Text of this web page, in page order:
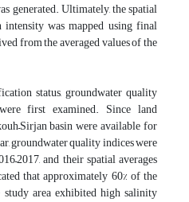
generated. Ultimately, the spatial
was mapped using final
from the averaged values of the
status, groundwater quality
first examined. Since land
basin were available for
groundwater quality indices were
and their spatial averages
that approximately 60% of the
area exhibited high salinity